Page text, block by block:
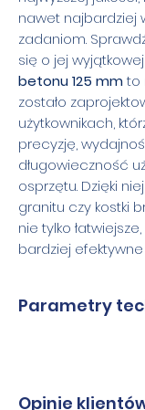
nawet najbardziej
zadaniom.
się o jej
betonu 125 mmto
zostało
użytkownikach,
precyzję,
długowieczność
osprzętu. Dzięki
granitu czy kostki
nie tylko
bardziej
Parametry
Wysokość
Opinie